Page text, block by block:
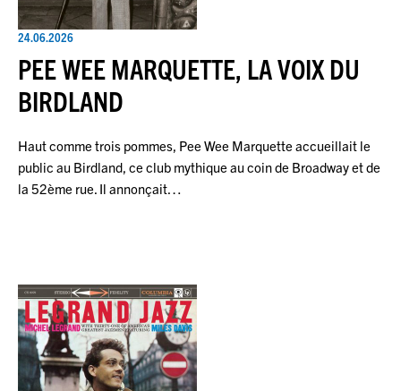
24.06.2026
PEE WEE MARQUETTE, LA VOIX DU
BIRDLAND
Haut comme trois pommes, Pee Wee Marquette accueillait le
public au Birdland, ce club mythique au coin de Broadway et de
la 52ème rue. Il annonçait…